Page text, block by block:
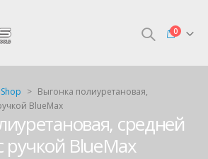
0
Shop > Выгонка полиуретановая,
BlueMax
средней
ручкой BlueMax